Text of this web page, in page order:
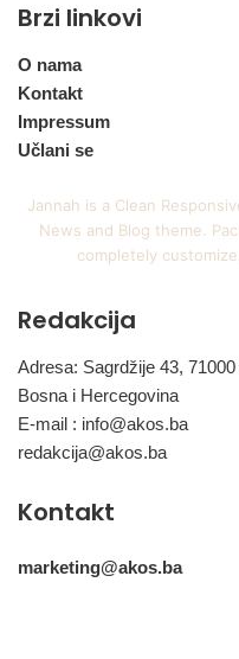
Brzi linkovi
O nama
Kontakt
Impressum
Učlani se
Jannah is a Clean
News and Blog theme.
completely
Redakcija
Adresa: Sagrdžije 43,
Bosna i Hercegovina
E-mail : info@akos.ba
redakcija@akos.ba
Kontakt
marketing@akos.ba